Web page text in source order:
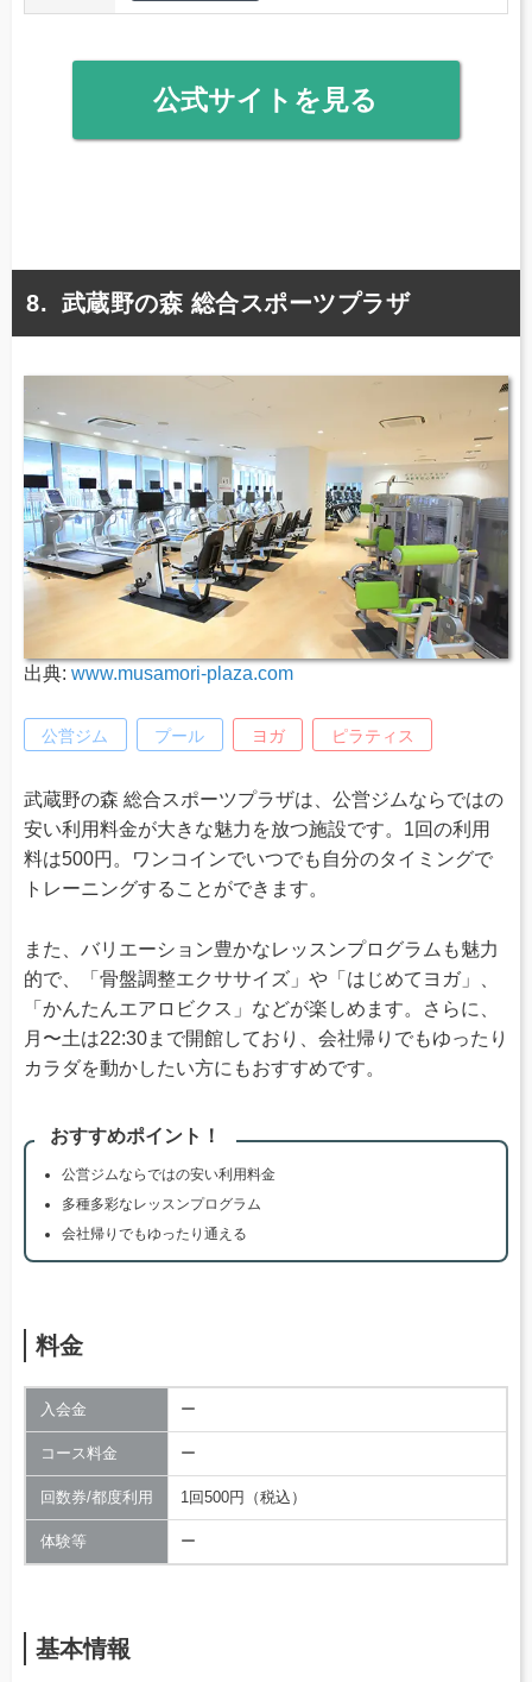
公式サイトを見る
武蔵野の森 総合スポーツプラザ
出典: www.musamori-plaza.com
公営ジム プール ヨガ ピラティス
武蔵野の森 総合スポーツプラザは、公営ジムならではの
安い利用料金が大きな魅力を放つ施設です。1回の利用
料は500円。ワンコインでいつでも自分のタイミングで
トレーニングすることができます。
また、バリエーション豊かなレッスンプログラムも魅力
的で、「骨盤調整エクササイズ」や「はじめてヨガ」、
「かんたんエアロビクス」などが楽しめます。さらに、
月〜土は22:30まで開館しており、会社帰りでもゆったり
カラダを動かしたい方にもおすすめです。
おすすめポイント！
公営ジムならではの安い利用料金
多種多彩なレッスンプログラム
会社帰りでもゆったり通える
料金
入会金 ー
コース料金 ー
回数券/都度利用 1回500円（税込）
体験等 ー
基本情報